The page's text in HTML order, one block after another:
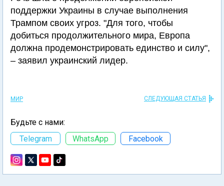
поддержки Украины в случае выполнения
Трампом своих угроз. "Для того, чтобы
добиться продолжительного мира, Европа
должна продемонстрировать единство и силу",
– заявил украинский лидер.
МИР СЛЕДУЮЩАЯ СТАТЬЯ
Будьте с нами:
Telegram
WhatsApp Facebook